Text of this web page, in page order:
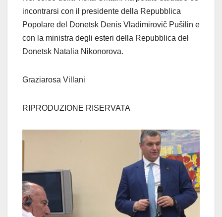
incontrarsi con il presidente della Repubblica
Popolare del Donetsk Denis Vladimirovič Pušilin e
con la ministra degli esteri della Repubblica del
Donetsk Natalia Nikonorova.
Graziarosa Villani
RIPRODUZIONE RISERVATA